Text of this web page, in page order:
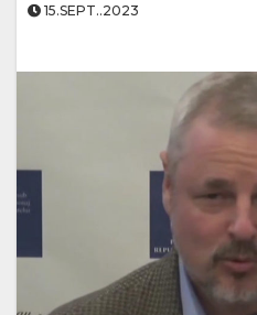
15.SEPT..2023